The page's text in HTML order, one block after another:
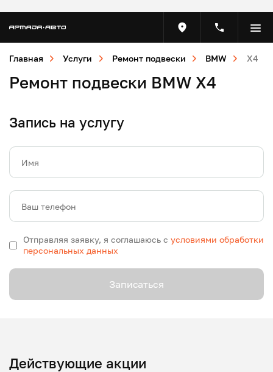
Главная Услуги Ремонт подвески BMW X4
Ремонт подвески BMW X4
Запись на услугу
Имя
Ваш телефон
Отправляя заявку, я соглашаюсь с условиями обработки
персональных данных
Записаться
Действующие акции